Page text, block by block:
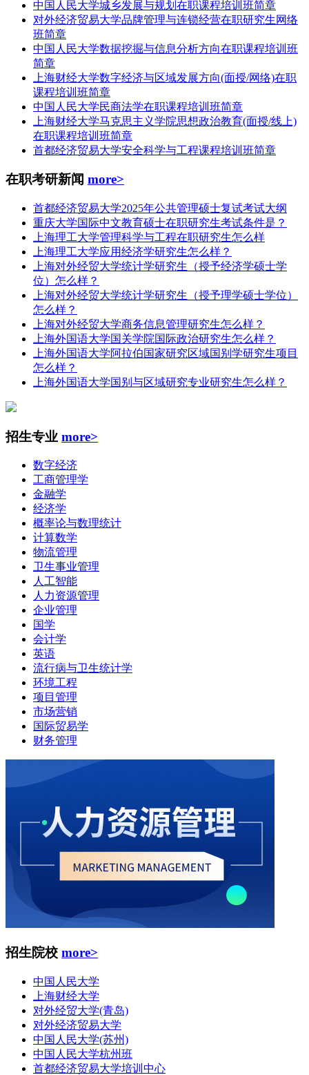
中国人民大学城乡发展与规划在职课程培训班简章
对外经济贸易大学品牌管理与连锁经营在职研究生网络
班简章
中国人民大学数据挖掘与信息分析方向在职课程培训班
简章
上海财经大学数字经济与区域发展方向(面授/网络)在职
课程培训班简章
中国人民大学民商法学在职课程培训班简章
上海财经大学马克思主义学院思想政治教育(面授/线上)
在职课程培训班简章
首都经济贸易大学安全科学与工程课程培训班简章
在职考研新闻 more>
首都经济贸易大学2025年公共管理硕士复试考试大纲
重庆大学国际中文教育硕士在职研究生考试条件是？
上海理工大学管理科学与工程在职研究生怎么样
上海理工大学应用经济学研究生怎么样？
上海对外经贸大学统计学研究生（授予经济学硕士学
位）怎么样？
上海对外经贸大学统计学研究生（授予理学硕士学位）
怎么样？
上海对外经贸大学商务信息管理研究生怎么样？
上海外国语大学国关学院国际政治研究生怎么样？
上海外国语大学阿拉伯国家研究区域国别学研究生项目
怎么样？
上海外国语大学国别与区域研究专业研究生怎么样？
招生专业 more>
数字经济
工商管理学
金融学
经济学
概率论与数理统计
计算数学
物流管理
卫生事业管理
人工智能
人力资源管理
企业管理
国学
会计学
英语
流行病与卫生统计学
环境工程
项目管理
市场营销
国际贸易学
财务管理
招生院校 more>
中国人民大学
上海财经大学
对外经贸大学(青岛)
对外经济贸易大学
中国人民大学(苏州)
中国人民大学杭州班
首都经济贸易大学培训中心